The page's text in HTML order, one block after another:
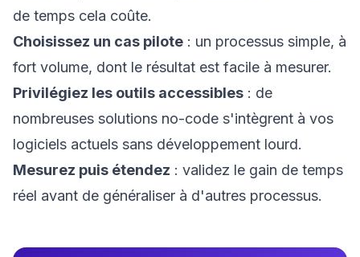
de temps cela coûte.
Choisissez un cas pilote : un processus simple, à
fort volume, dont le résultat est facile à mesurer.
Privilégiez les outils accessibles : de
nombreuses solutions no-code s'intègrent à vos
logiciels actuels sans développement lourd.
Mesurez puis étendez : validez le gain de temps
réel avant de généraliser à d'autres processus.